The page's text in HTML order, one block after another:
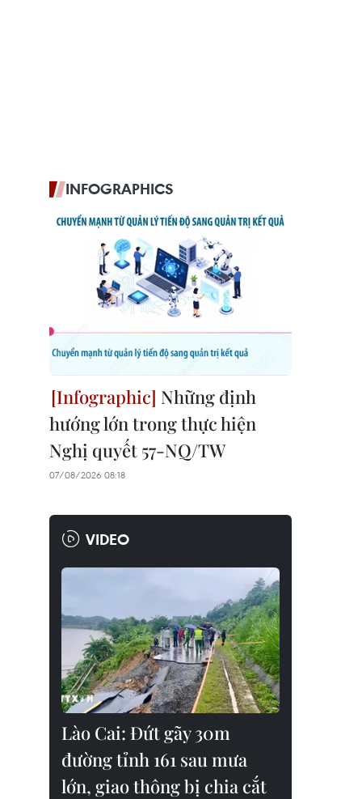
INFOGRAPHICS
Những định
hướng lớn trong thực hiện
Nghị quyết 57-NQ/TW
07/08/2026 08:18
VIDEO
Lào Cai: Đứt gãy 30m
đường tỉnh 161 sau mưa
lớn, giao thông bị chia cắt